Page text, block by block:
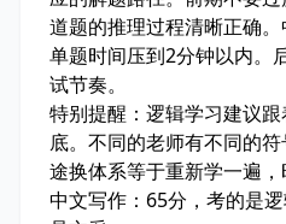
道题的推理过程清晰正确
单题时间压到2分钟以内。
试节奏。
特别提醒：逻辑学习建议
底。不同的老师有不同的
途换体系等于重新学一遍，
中文写作：65分，考的是